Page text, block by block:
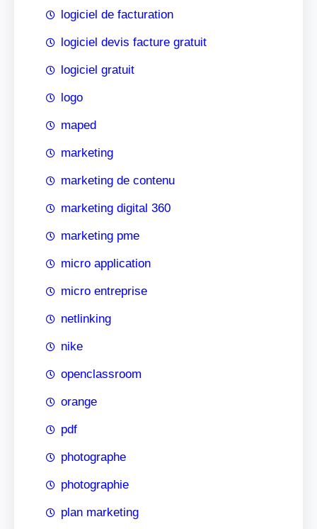
logiciel de facturation
logiciel devis facture gratuit
logiciel gratuit
logo
maped
marketing
marketing de contenu
marketing digital 360
marketing pme
micro application
micro entreprise
netlinking
nike
openclassroom
orange
pdf
photographe
photographie
plan marketing